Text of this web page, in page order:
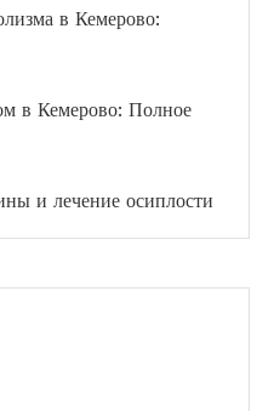
в Кемерово:
в Кемерово: Полное
и лечение осиплости